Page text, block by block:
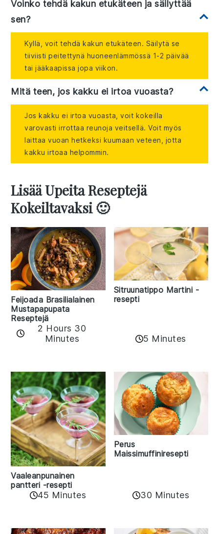
Voinko tehdä kakun etukäteen ja säilyttää
sen?
Kyllä, voit tehdä kakun etukäteen. Säilytä se
tiiviisti peitettynä huoneenlämmössä 1-2 päivää
tai jääkaapissa jopa viikon.
Mitä teen, jos kakku ei irtoa vuoasta?
Jos kakku ei irtoa vuoasta, voit kokeilla
varovasti irrottaa reunoja veitsellä. Voit myös
laittaa vuoan hetkeksi kuumaan veteen, jotta
kakku irtoaa helpommin.
Lisää Upeita Reseptejä
Kokeiltavaksi 🙂
Feijoada Brasilialainen
Mustapapupata
Reseptejä
2 Hours 30
Minutes
Sitruunatippo Martini -
resepti
5 Minutes
Vaaleanpunainen
pantteri -resepti
45 Minutes
Perus
Maissimuffiniresepti
30 Minutes